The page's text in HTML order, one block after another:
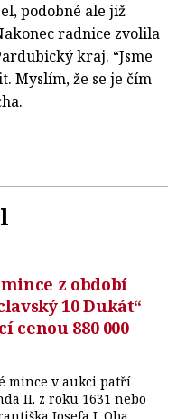
podobné ale již
radnice zvolila
kraj. “Jsme
Myslím, že se je čím
z období
10 Dukát“
cenou 880 000
mince v aukci patří
II. z roku 1631 nebo
Josefa I. Oba